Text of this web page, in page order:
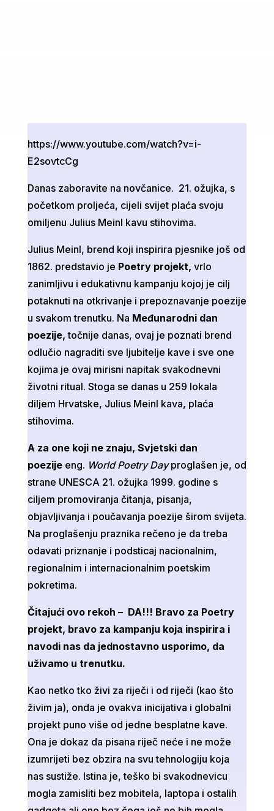
https://www.youtube.com/watch?v=i-
E2sovtcCg
Danas zaboravite na novčanice. 21. ožujka, s
početkom proljeća, cijeli svijet plaća svoju
omiljenu Julius Meinl kavu stihovima.
Julius Meinl, brend koji inspirira pjesnike još od
1862. predstavio je Poetry projekt, vrlo
zanimljivu i edukativnu kampanju kojoj je cilj
potaknuti na otkrivanje i prepoznavanje poezije
u svakom trenutku. Na Međunarodni dan
poezije,točnije danas, ovaj je poznati brend
odlučio nagraditi sve ljubitelje kave i sve one
kojima je ovaj mirisni napitak svakodnevni
životni ritual. Stoga se danas u 259 lokala
diljem Hrvatske, Julius Meinl kava, plaća
stihovima.
A za one koji ne znaju, Svjetski dan
poezijeeng. World Poetry Dayproglašen je, od
strane UNESCA 21. ožujka 1999. godine s
ciljem promoviranja čitanja, pisanja,
objavljivanja i poučavanja poezije širom svijeta.
Na proglašenju praznika rečeno je da treba
odavati priznanje i podsticaj nacionalnim,
regionalnim i internacionalnim poetskim
pokretima.
Čitajući ovo rekoh – DA!!! Bravo za Poetry
projekt, bravo za kampanju koja inspirira i
navodi nas da jednostavno usporimo, da
uživamo u trenutku.
Kao netko tko živi za riječi i od riječi (kao što
živim ja), onda je ovakva inicijativa i globalni
projekt puno više od jedne besplatne kave.
Ona je dokaz da pisana riječ neće i ne može
izumrijeti bez obzira na svu tehnologiju koja
nas sustiže. Istina je, teško bi svakodnevicu
mogla zamisliti bez mobitela, laptopa i ostalih